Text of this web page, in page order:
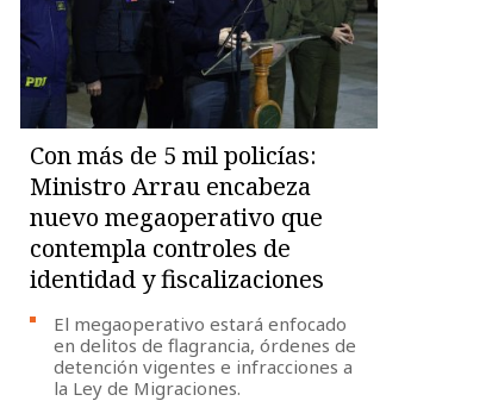
Con más de 5 mil policías:
Ministro Arrau encabeza
nuevo megaoperativo que
contempla controles de
identidad y fiscalizaciones
El megaoperativo estará enfocado
en delitos de flagrancia, órdenes de
detención vigentes e infracciones a
la Ley de Migraciones.